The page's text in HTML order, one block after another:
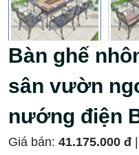
Bàn ghế
sân vườn
nướng điện
Giá bán: 41.175.000 đ